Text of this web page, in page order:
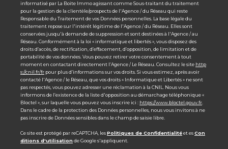
informatisé par La Boite Immo agissant comme Sous-traitant du traitement
pour la gestion de la clientèle/prospects de l'Agence / du Réseau qui reste
Responsable du Traitement de vos Données personnelles. La base légale du
traitement repose sur l'intérêt légitime de l'Agence / du Réseau. Elles sont
conservées jusqu'à demande de suppression et sont destinées à l'Agence / au
Réseau. Conformément à la loi « informatique et libertés », vous disposez des
droits d’accès, de rectification, d’effacement, d’opposition, de limitation et de
portabilité de vos données. Vous pouvez retirer votre consentement à tout
moment en contactant directement l’Agence / Le Réseau. Consultez le site http
s://cnil.fr/fr pour plus d’informations sur vos droits. Si vous estimez, après avoir
contacté l'Agence / le Réseau, que vos droits « Informatique et Libertés » ne sont
pas respectés, vous pouvez adresser une réclamation à la CNIL. Nous vous
informons de l’existence de la liste d'opposition au démarchage téléphonique «
Bloctel », sur laquelle vous pouvez vous inscrire ici : https://www.bloctel.gouv.fr.
Dans le cadre de la protection des Données personnelles, nous vous invitons à ne
pas inscrire de Données sensibles dans le champ de saisie libre.
Ce site est protégé par reCAPTCHA, lesPolitiques de Confidentialitéet esCon
ditions d'utilisation de Google s'appliquent.